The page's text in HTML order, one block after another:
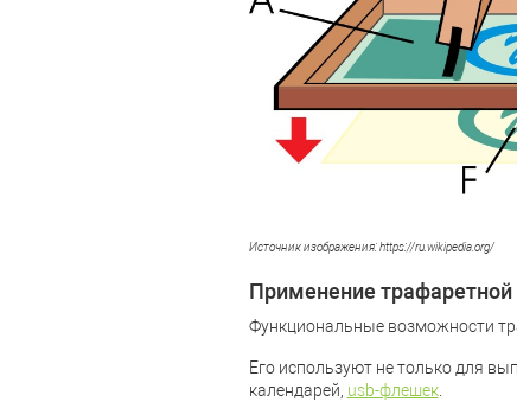
Источник изображения: https://ru.wikipedia.org/
Применение трафаретной
Функциональные возможности
Его используют не только для
календарей, usb-флешек.